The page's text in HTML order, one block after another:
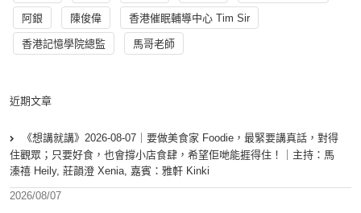
阿銀 陳俊偉 香港催眠輔導中心 Tim Sir
香港記憶學院總監 馬哥老師
近期文章
《想講就講》2026-08-07｜要做美食家 Foodie，最緊要講真話，對得
住觀眾；只要好食，也會撐小店食肆，希望佢哋能捱得住！｜主持：馬
溱禧 Heily, 莊韻澄 Xenia, 嘉賓：雅軒 Kinki
2026/08/07